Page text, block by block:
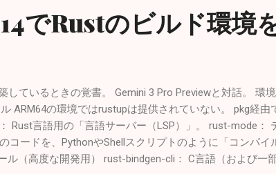
ラーとして検出する。 例えると、メモリ上のデータは「1
）では、この本をコピーしたり、みんなで同時に書き込
）と ムーブ（Move） ： 本を持てるのは、常に世界
てる（メモリを解放）。 借用（Borrowing） ： 見るだけ
たいなら、貸せるのは「たった一人」だけ。...
でRustのビルド環境
しているときの覚書。 Gemini 3 Pro Previewと対話。 環境
ARM64の環境ではrustupは提供されていない。 pkg経
Rust言語用の「言語サーバー（LSP）」。 rust-mode：
コードを、PythonやShellスクリプトのように「コンパ
ル（高度な開発用） rust-bindgen-cli： C言語（および一